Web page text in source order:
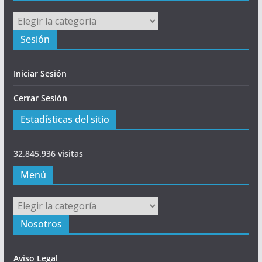
Principal
Sesión
Iniciar Sesión
Cerrar Sesión
Estadísticas del sitio
32.845.936 visitas
Menú
Menú
Nosotros
Aviso Legal